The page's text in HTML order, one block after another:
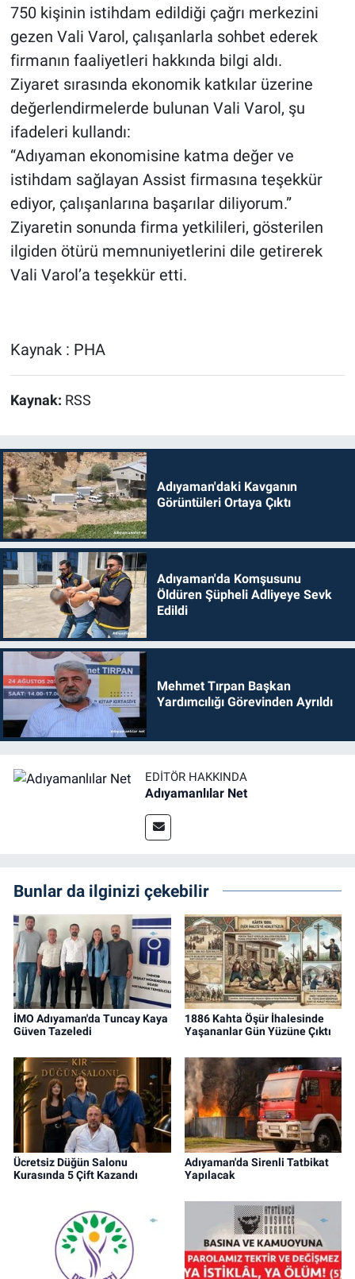
750 kişinin istihdam edildiği çağrı merkezini
gezen Vali Varol, çalışanlarla sohbet ederek
firmanın faaliyetleri hakkında bilgi aldı.
Ziyaret sırasında ekonomik katkılar üzerine
değerlendirmelerde bulunan Vali Varol, şu
ifadeleri kullandı:
“Adıyaman ekonomisine katma değer ve
istihdam sağlayan Assist firmasına teşekkür
ediyor, çalışanlarına başarılar diliyorum.”
Ziyaretin sonunda firma yetkilileri, gösterilen
ilgiden ötürü memnuniyetlerini dile getirerek
Vali Varol’a teşekkür etti.
Kaynak : PHA
Kaynak: RSS
Adıyaman'daki Kavganın
Görüntüleri Ortaya Çıktı
Adıyaman'da Komşusunu
Öldüren Şüpheli Adliyeye Sevk
Edildi
Mehmet Tırpan Başkan
Yardımcılığı Görevinden Ayrıldı
EDITÖR HAKKINDA
Adıyamanlılar Net
Bunlar da ilginizi çekebilir
İMO Adıyaman'da Tuncay Kaya
Güven Tazeledi
1886 Kahta Öşür İhalesinde
Yaşananlar Gün Yüzüne Çıktı
Ücretsiz Düğün Salonu
Kurasında 5 Çift Kazandı
Adıyaman'da Sirenli Tatbikat
Yapılacak